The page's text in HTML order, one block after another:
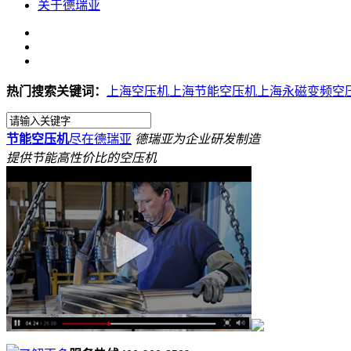
关于德瑞亚
热门搜索关键词： 上海空压机 上海节能空压机 上海永磁变频空
节能空压机尽在德瑞亚 德瑞亚为企业研发制造
提供节能高性价比的空压机